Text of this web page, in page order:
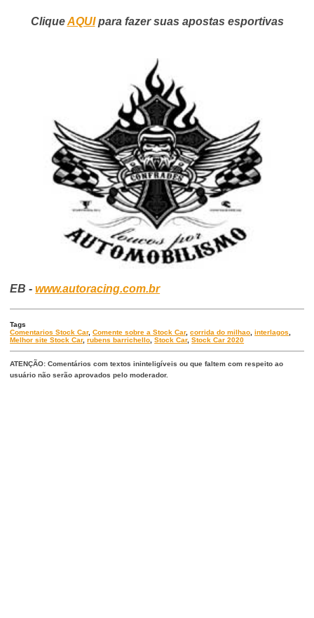
CliqueAQUIpara fazer suas apostas esportivas
EB -www.autoracing.com.br
Tags
Comentarios Stock Car,Comente sobre a Stock Car,corrida do milhao ,interlagos
Melhor site Stock Car,rubens barrichello ,Stock Car,Stock Car 2020
ATENÇÃO: Comentários com textos ininteligíveis ou que faltem com respeito ao
usuário não serão aprovados pelo moderador.